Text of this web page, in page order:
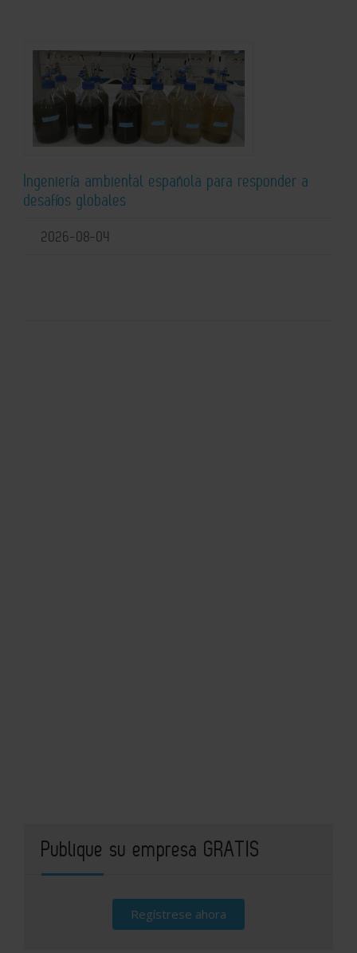
Ingeniería ambiental española para responder a
desafíos globales
2026-08-04
Publique su empresa GRATIS
Regístrese ahora